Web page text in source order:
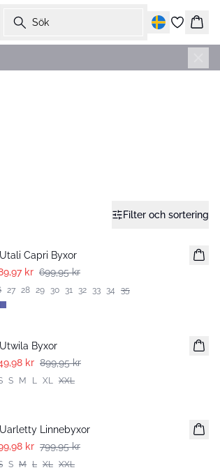
Sök
Korg
Filter och sortering
Capri Byxor
kr 699,95 kr
27 28 29 30 31 32 33 34 35
Byxor
kr 899,95 kr
S M L XL XXL
Linnebyxor
kr 799,95 kr
S M L XL XXL